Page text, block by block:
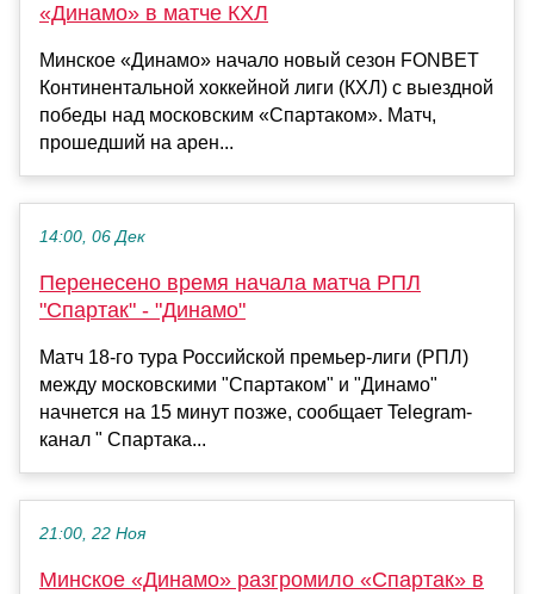
«Динамо» в матче КХЛ
Минское «Динамо» начало новый сезон FONBET
Континентальной хоккейной лиги (КХЛ) с выездной
победы над московским «Спартаком». Матч,
прошедший на арен...
14:00, 06 Дек
Перенесено время начала матча РПЛ
"Спартак" - "Динамо"
Матч 18-го тура Российской премьер-лиги (РПЛ)
между московскими "Спартаком" и "Динамо"
начнется на 15 минут позже, сообщает Telegram-
канал " Спартака...
21:00, 22 Ноя
Минское «Динамо» разгромило «Спартак» в